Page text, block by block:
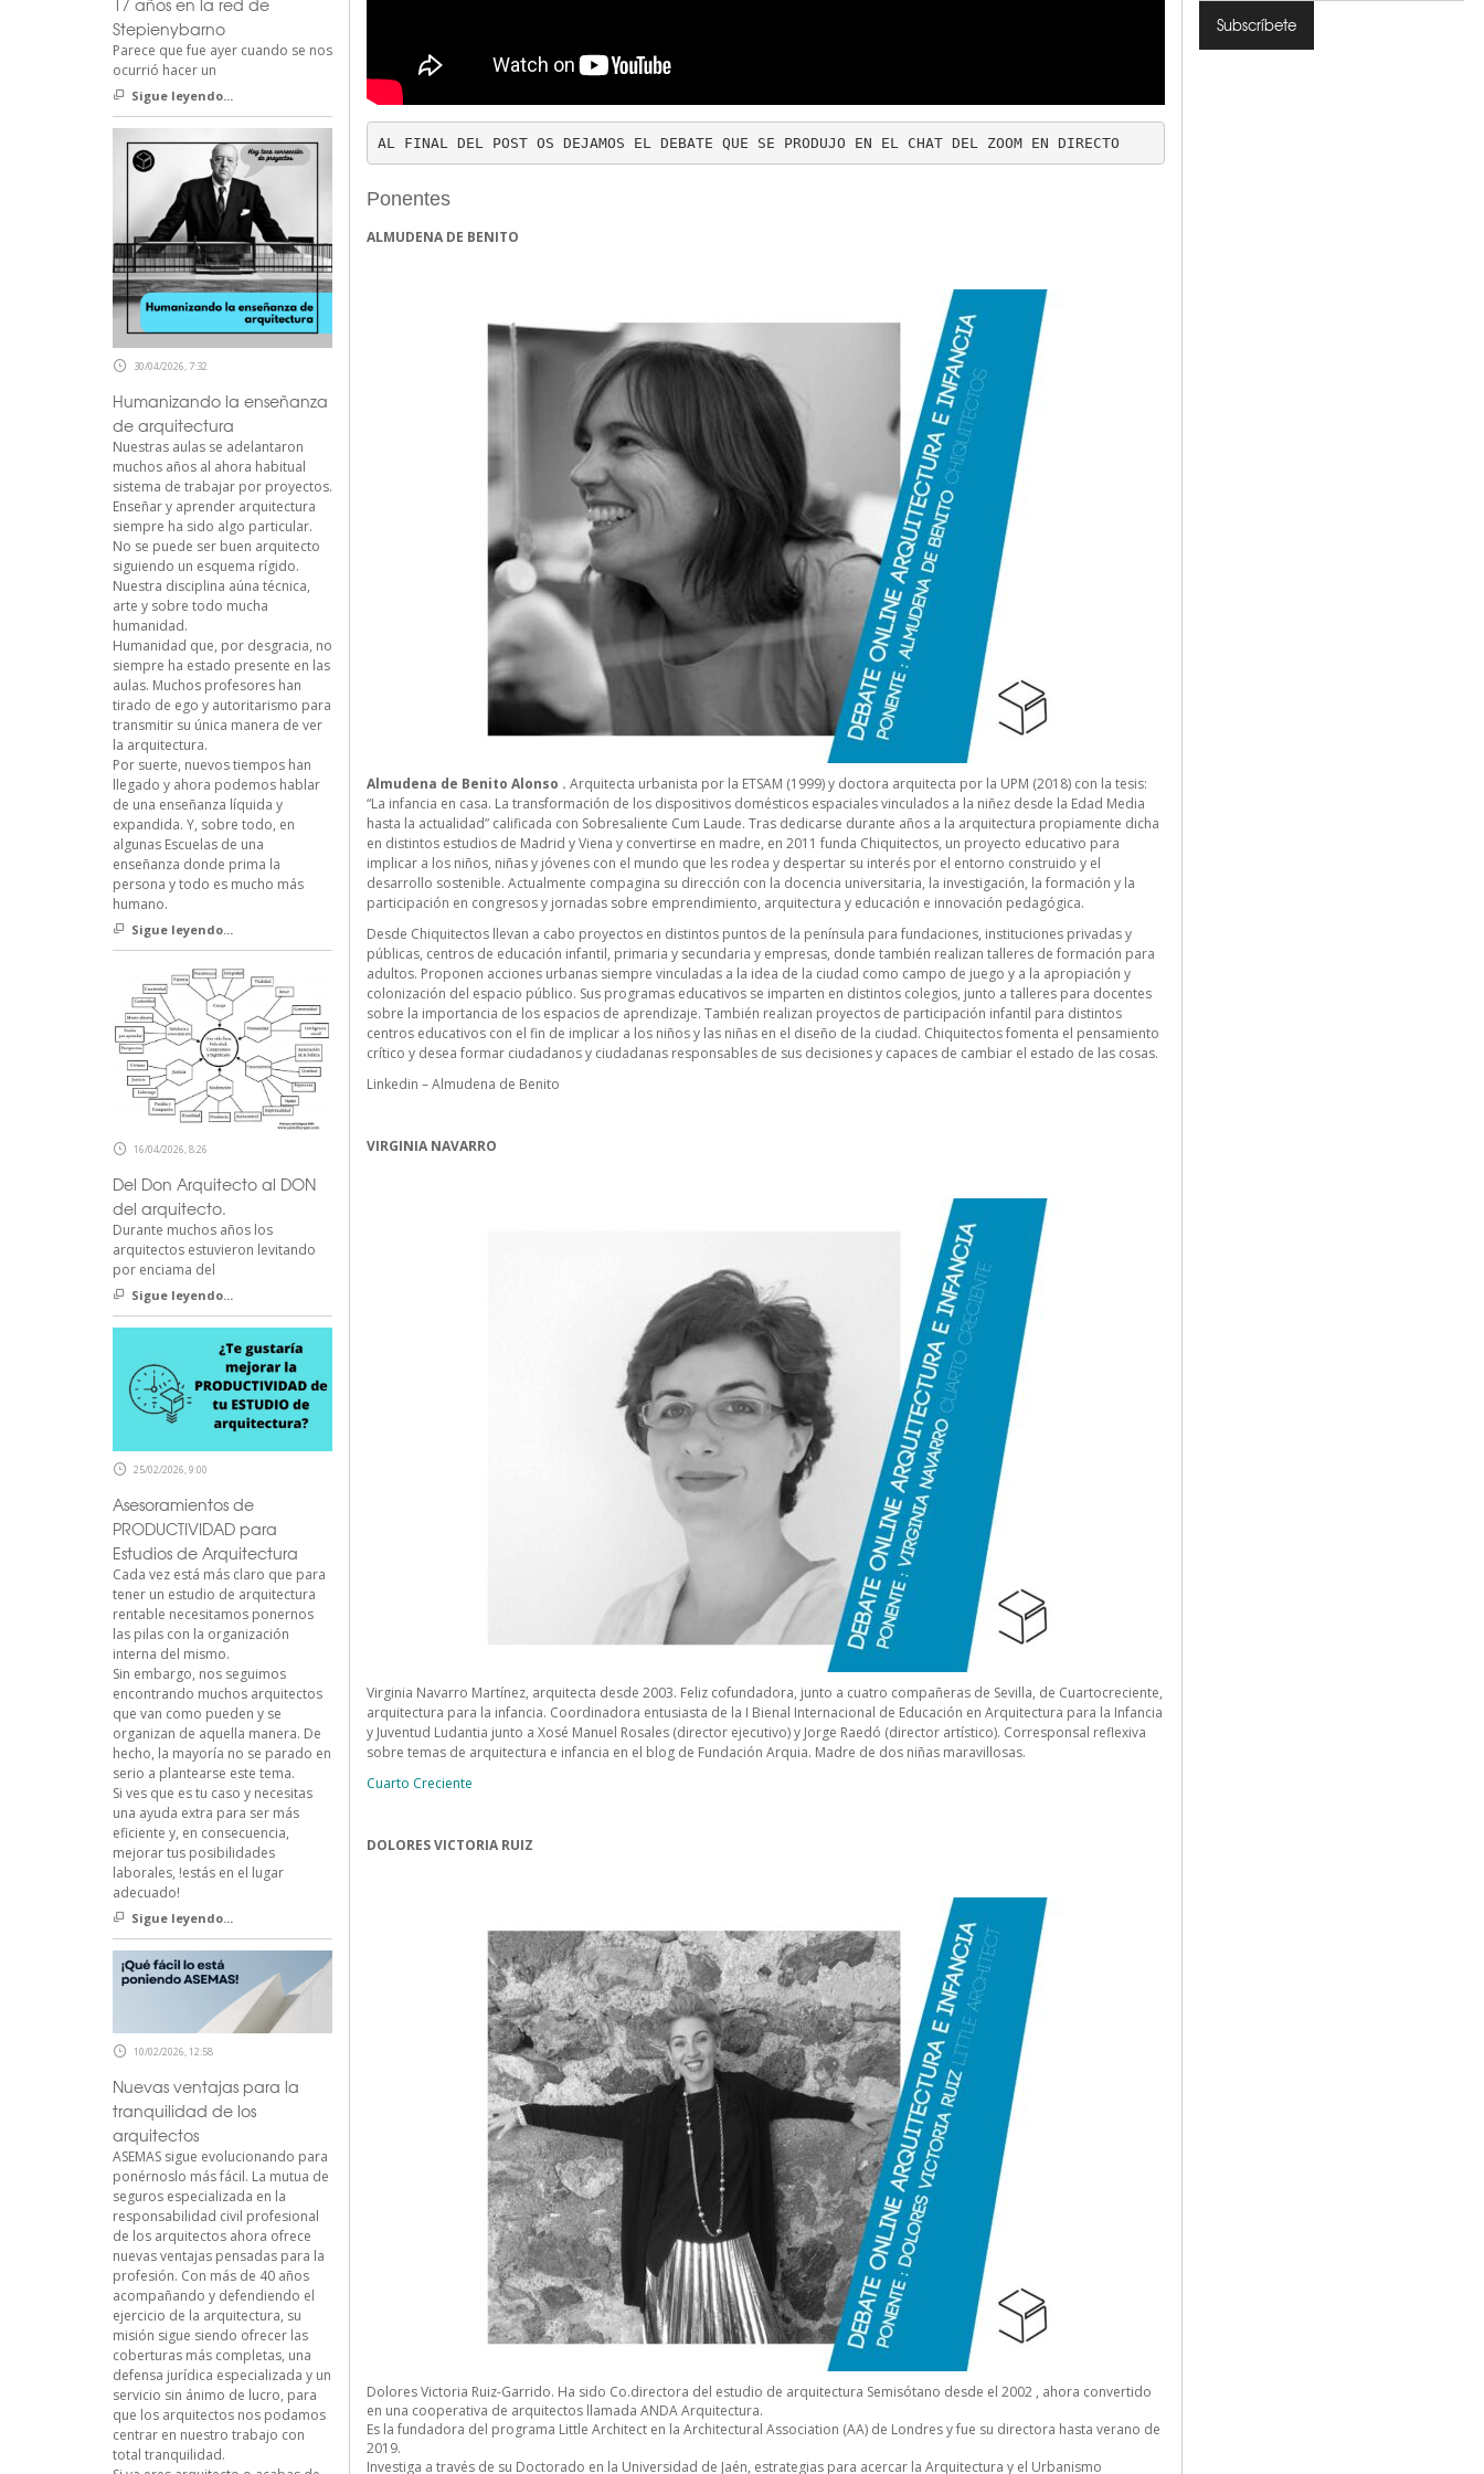
AL FINAL DEL POST OS DEJAMOS EL DEBATE QUE SE PRODUJO EN EL CHAT DEL ZOOM EN DIRECTO
Ponentes
ALMUDENA DE BENITO
Almudena de Benito Alonso . Arquitecta urbanista por la ETSAM (1999) y doctora arquitecta por la UPM (2018) con la tesis:
“La infancia en casa. La transformación de los dispositivos domésticos espaciales vinculados a la niñez desde la Edad Media
hasta la actualidad” calificada con Sobresaliente Cum Laude. Tras dedicarse durante años a la arquitectura propiamente dicha
en distintos estudios de Madrid y Viena y convertirse en madre, en 2011 funda Chiquitectos, un proyecto educativo para
implicar a los niños, niñas y jóvenes con el mundo que les rodea y despertar su interés por el entorno construido y el
desarrollo sostenible. Actualmente compagina su dirección con la docencia universitaria, la investigación, la formación y la
participación en congresos y jornadas sobre emprendimiento, arquitectura y educación e innovación pedagógica.
Desde Chiquitectos llevan a cabo proyectos en distintos puntos de la península para fundaciones, instituciones privadas y
públicas, centros de educación infantil, primaria y secundaria y empresas, donde también realizan talleres de formación para
adultos. Proponen acciones urbanas siempre vinculadas a la idea de la ciudad como campo de juego y a la apropiación y
colonización del espacio público. Sus programas educativos se imparten en distintos colegios, junto a talleres para docentes
sobre la importancia de los espacios de aprendizaje. También realizan proyectos de participación infantil para distintos
centros educativos con el fin de implicar a los niños y las niñas en el diseño de la ciudad. Chiquitectos fomenta el pensamiento
crítico y desea formar ciudadanos y ciudadanas responsables de sus decisiones y capaces de cambiar el estado de las cosas.
Linkedin – Almudena de Benito
VIRGINIA NAVARRO
Virginia Navarro Martínez, arquitecta desde 2003. Feliz cofundadora, junto a cuatro compañeras de Sevilla, de Cuartocreciente,
arquitectura para la infancia. Coordinadora entusiasta de la I Bienal Internacional de Educación en Arquitectura para la Infancia
y Juventud Ludantia junto a Xosé Manuel Rosales (director ejecutivo) y Jorge Raedó (director artístico). Corresponsal reflexiva
sobre temas de arquitectura e infancia en el blog de Fundación Arquia. Madre de dos niñas maravillosas.
Cuarto Creciente
DOLORES VICTORIA RUIZ
Dolores Victoria Ruiz-Garrido. Ha sido Co.directora del estudio de arquitectura Semisótano desde el 2002 , ahora convertido
en una cooperativa de arquitectos llamada ANDA Arquitectura.
Es la fundadora del programa Little Architect en la Architectural Association (AA) de Londres y fue su directora hasta verano de
2019.
Investiga a través de su Doctorado en la Universidad de Jaén, estrategias para acercar la Arquitectura y el Urbanismo
17 años en la red de
Stepienybarno
Parece que fue ayer cuando se nos
ocurrió hacer un
Sigue leyendo...
30/04/2026, 7:32
Humanizando la enseñanza
de arquitectura
Nuestras aulas se adelantaron
muchos años al ahora habitual
sistema de trabajar por proyectos.
Enseñar y aprender arquitectura
siempre ha sido algo particular.
No se puede ser buen arquitecto
siguiendo un esquema rígido.
Nuestra disciplina aúna técnica,
arte y sobre todo mucha
humanidad.
Humanidad que, por desgracia, no
siempre ha estado presente en las
aulas. Muchos profesores han
tirado de ego y autoritarismo para
transmitir su única manera de ver
la arquitectura.
Por suerte, nuevos tiempos han
llegado y ahora podemos hablar
de una enseñanza líquida y
expandida. Y, sobre todo, en
algunas Escuelas de una
enseñanza donde prima la
persona y todo es mucho más
humano.
Sigue leyendo...
16/04/2026, 8:26
Del Don Arquitecto al DON
del arquitecto.
Durante muchos años los
arquitectos estuvieron levitando
por enciama del
Sigue leyendo...
25/02/2026, 9:00
Asesoramientos de
PRODUCTIVIDAD para
Estudios de Arquitectura
Cada vez está más claro que para
tener un estudio de arquitectura
rentable necesitamos ponernos
las pilas con la organización
interna del mismo.
Sin embargo, nos seguimos
encontrando muchos arquitectos
que van como pueden y se
organizan de aquella manera. De
hecho, la mayoría no se parado en
serio a plantearse este tema.
Si ves que es tu caso y necesitas
una ayuda extra para ser más
eficiente y, en consecuencia,
mejorar tus posibilidades
laborales, !estás en el lugar
adecuado!
Sigue leyendo...
10/02/2026, 12:58
Nuevas ventajas para la
tranquilidad de los
arquitectos
ASEMAS sigue evolucionando para
ponérnoslo más fácil. La mutua de
seguros especializada en la
responsabilidad civil profesional
de los arquitectos ahora ofrece
nuevas ventajas pensadas para la
profesión. Con más de 40 años
acompañando y defendiendo el
ejercicio de la arquitectura, su
misión sigue siendo ofrecer las
coberturas más completas, una
defensa jurídica especializada y un
servicio sin ánimo de lucro, para
que los arquitectos nos podamos
centrar en nuestro trabajo con
total tranquilidad.